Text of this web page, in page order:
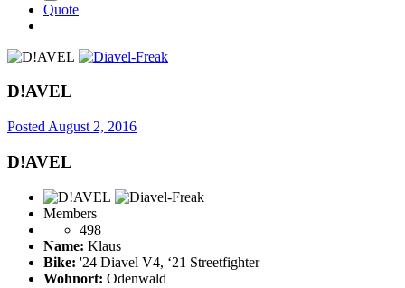
Quote
D!AVEL
Posted August 2, 2016
D!AVEL
Members
498
Name: Klaus
Bike: '24 Diavel V4, ‘21 Streetfighter
Wohnort: Odenwald